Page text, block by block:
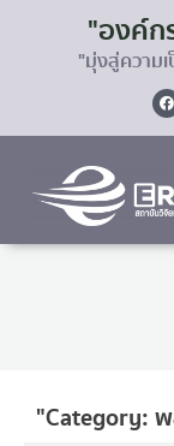
"องค์ก
"มุ่งสู่ความ
"Category: